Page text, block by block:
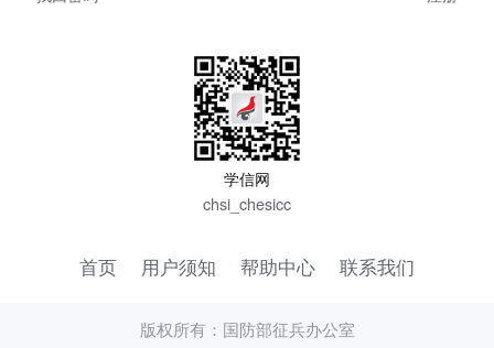
学信网
chsi_chesicc
首页 用户须知 帮助中心 联系我们
版权所有：国防部征兵办公室